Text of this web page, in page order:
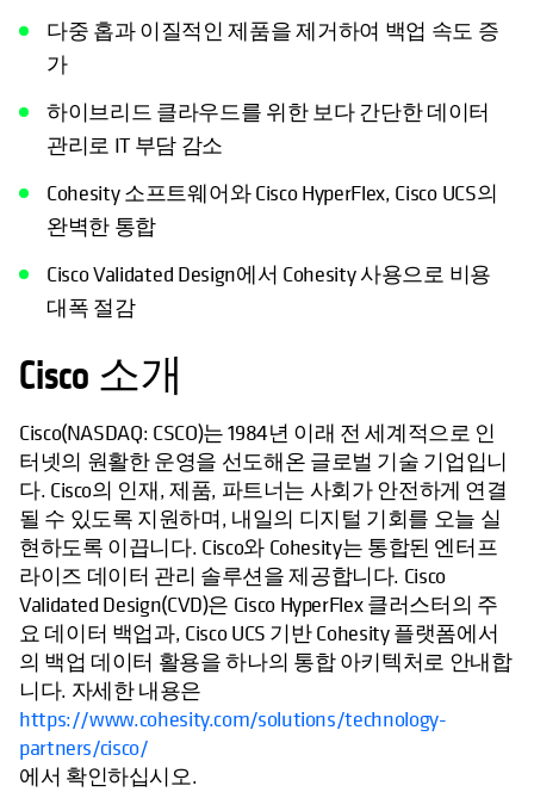
다중 홉과 이질적인 제품을 제거하여 백업 속도 증
가
하이브리드 클라우드를 위한 보다 간단한 데이터
관리로 IT 부담 감소
Cohesity 소프트웨어와 Cisco HyperFlex, Cisco UCS의
완벽한 통합
Cisco Validated Design에서 Cohesity 사용으로 비용
대폭 절감
Cisco 소개
Cisco(NASDAQ: CSCO)는 1984년 이래 전 세계적으로 인
터넷의 원활한 운영을 선도해온 글로벌 기술 기업입니
다. Cisco의 인재, 제품, 파트너는 사회가 안전하게 연결
될 수 있도록 지원하며, 내일의 디지털 기회를 오늘 실
현하도록 이끕니다. Cisco와 Cohesity는 통합된 엔터프
라이즈 데이터 관리 솔루션을 제공합니다. Cisco
Validated Design(CVD)은 Cisco HyperFlex 클러스터의 주
요 데이터 백업과, Cisco UCS 기반 Cohesity 플랫폼에서
의 백업 데이터 활용을 하나의 통합 아키텍처로 안내합
니다. 자세한 내용은
https://www.cohesity.com/solutions/technology-
partners/cisco/
에서 확인하십시오.